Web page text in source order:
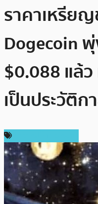
ราคาเหรีย
Dogecoin
$0.088 แล้
เป็นประวัติก